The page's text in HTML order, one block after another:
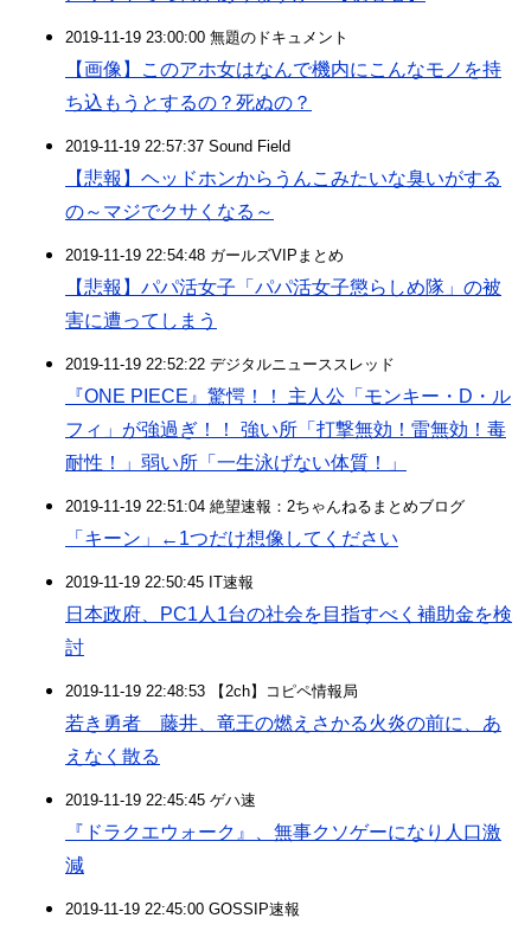
2019-11-19 23:00:00 無題のドキュメント
【画像】このアホ女はなんで機内にこんなモノを持
ち込もうとするの？死ぬの？
2019-11-19 22:57:37 Sound Field
【悲報】ヘッドホンからうんこみたいな臭いがする
の～マジでクサくなる～
2019-11-19 22:54:48 ガールズVIPまとめ
【悲報】パパ活女子「パパ活女子懲らしめ隊」の被
害に遭ってしまう
2019-11-19 22:52:22 デジタルニューススレッド
『ONE PIECE』驚愕！！ 主人公「モンキー・D・ル
フィ」が強過ぎ！！ 強い所「打撃無効！雷無効！毒
耐性！」弱い所「一生泳げない体質！」
2019-11-19 22:51:04 絶望速報：2ちゃんねるまとめブログ
「キーン」←1つだけ想像してください
2019-11-19 22:50:45 IT速報
日本政府、PC1人1台の社会を目指すべく補助金を検
討
2019-11-19 22:48:53 【2ch】コピペ情報局
若き勇者 藤井、竜王の燃えさかる火炎の前に、あ
えなく散る
2019-11-19 22:45:45 ゲハ速
『ドラクエウォーク』、無事クソゲーになり人口激
減
2019-11-19 22:45:00 GOSSIP速報